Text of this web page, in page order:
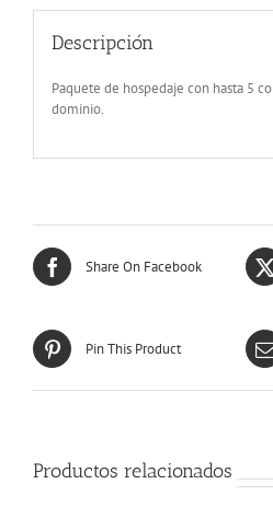
Descripción
Paquete de hospedaje con hasta 5
dominio.
Share On Facebook
Pin This Product
Productos relacionados